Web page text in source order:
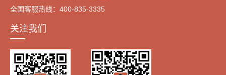
全国客服热线：400-835-3335
关注我们